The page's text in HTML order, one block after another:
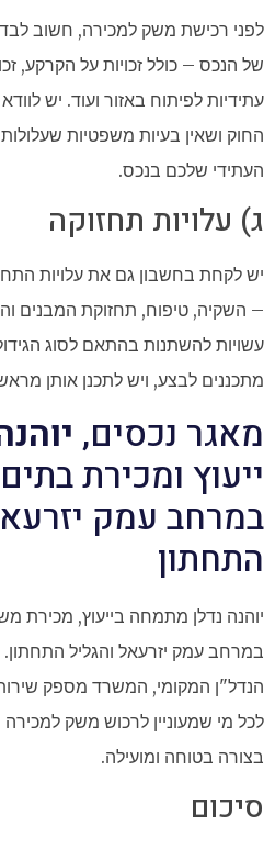
לפני רכישת משק למכירה, חשוב
של הנכס – כולל זכויות על הקרקע,
עתידיות לפיתוח באזור ועוד. יש
החוק ושאין בעיות משפטיות
העתידי שלכם בנכס.
ג) עלויות תחזוקה
יש לקחת בחשבון גם את עלויות
– השקיה, טיפוח, תחזוקת המבנים
עשויות להשתנות בהתאם לסוג
מתכננים לבצע, ויש לתכנן אותן
מאגר נכסים,
ייעוץ ומכירת
במרחב עמק
התחתון
יוהנה נדלן מתמחה בייעוץ, מכירת
במרחב עמק יזרעאל והגליל התחתון.
הנדל"ן המקומי, המשרד מספק
לכל מי שמעוניין לרכוש משק
בצורה בטוחה ומועילה.
סיכום